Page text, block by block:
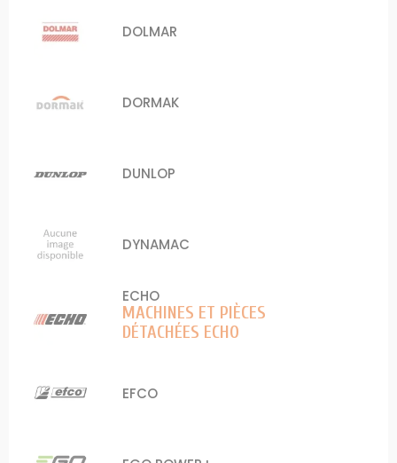
DOLMAR
DORMAK
DUNLOP
DYNAMAC
ECHO
MACHINES ET PIÈCES
DÉTACHÉES ECHO
EFCO